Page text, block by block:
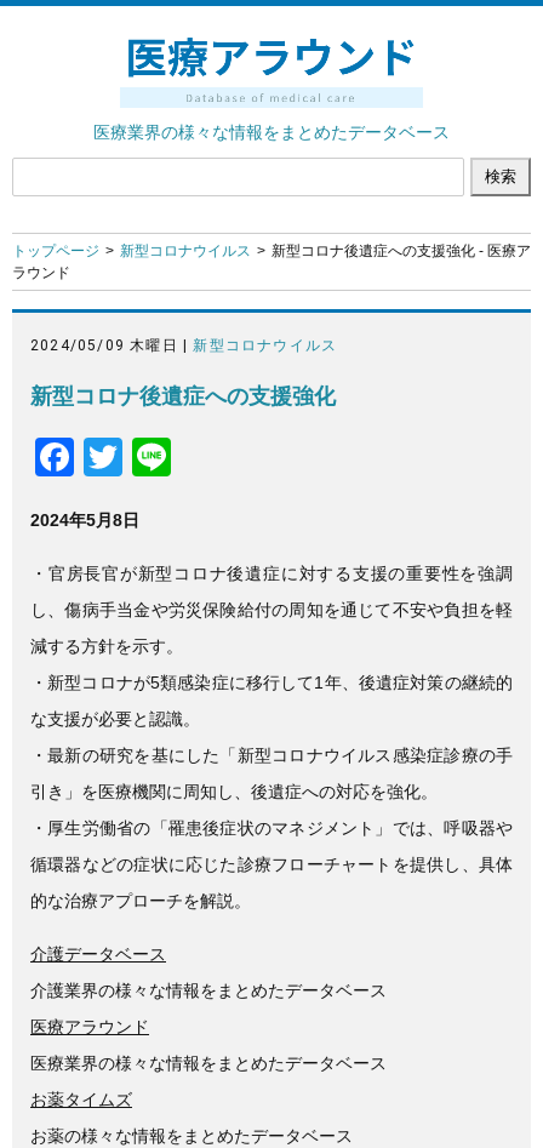
医療業界の様々な情報をまとめたデータベース
トップページ 新型コロナウイルス
新型コロナ後遺症への支援強化 - 医療ア
ラウンド
2024/05/09 木曜日 |新型コロナウイルス
新型コロナ後遺症への支援強化
F
c
e
b
o
o
k
T
tt
er
2024年5月8日
・官房長官が新型コロナ後遺症に対する支援の重要性を強調
し、傷病手当金や労災保険給付の周知を通じて不安や負担を軽
減する方針を示す。
・新型コロナが5類感染症に移行して1年、後遺症対策の継続的
な支援が必要と認識。
・最新の研究を基にした「新型コロナウイルス感染症診療の手
引き」を医療機関に周知し、後遺症への対応を強化。
・厚生労働省の「罹患後症状のマネジメント」では、呼吸器や
循環器などの症状に応じた診療フローチャートを提供し、具体
的な治療アプローチを解説。
介護データベース
介護業界の様々な情報をまとめたデータベース
医療アラウンド
医療業界の様々な情報をまとめたデータベース
お薬タイムズ
お薬の様々な情報をまとめたデータベース